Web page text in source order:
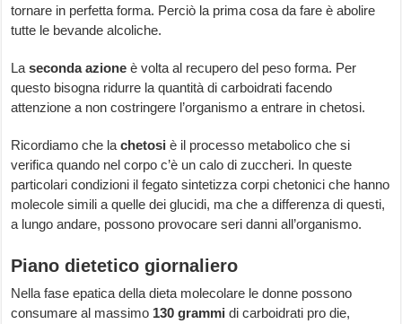
tornare in perfetta forma. Perciò la prima cosa da fare è abolire
tutte le bevande alcoliche.
Laseconda azione è volta al recupero del peso forma. Per
questo bisogna ridurre la quantità di carboidrati facendo
attenzione a non costringere l’organismo a entrare in chetosi.
Ricordiamo che lachetosi è il processo metabolico che si
verifica quando nel corpo c’è un calo di zuccheri. In queste
particolari condizioni il fegato sintetizza corpi chetonici che hanno
molecole simili a quelle dei glucidi, ma che a differenza di questi,
a lungo andare, possono provocare seri danni all’organismo.
Piano dietetico giornaliero
Nella fase epatica della dieta molecolare le donne possono
consumare al massimo 130 grammi di carboidrati pro die,